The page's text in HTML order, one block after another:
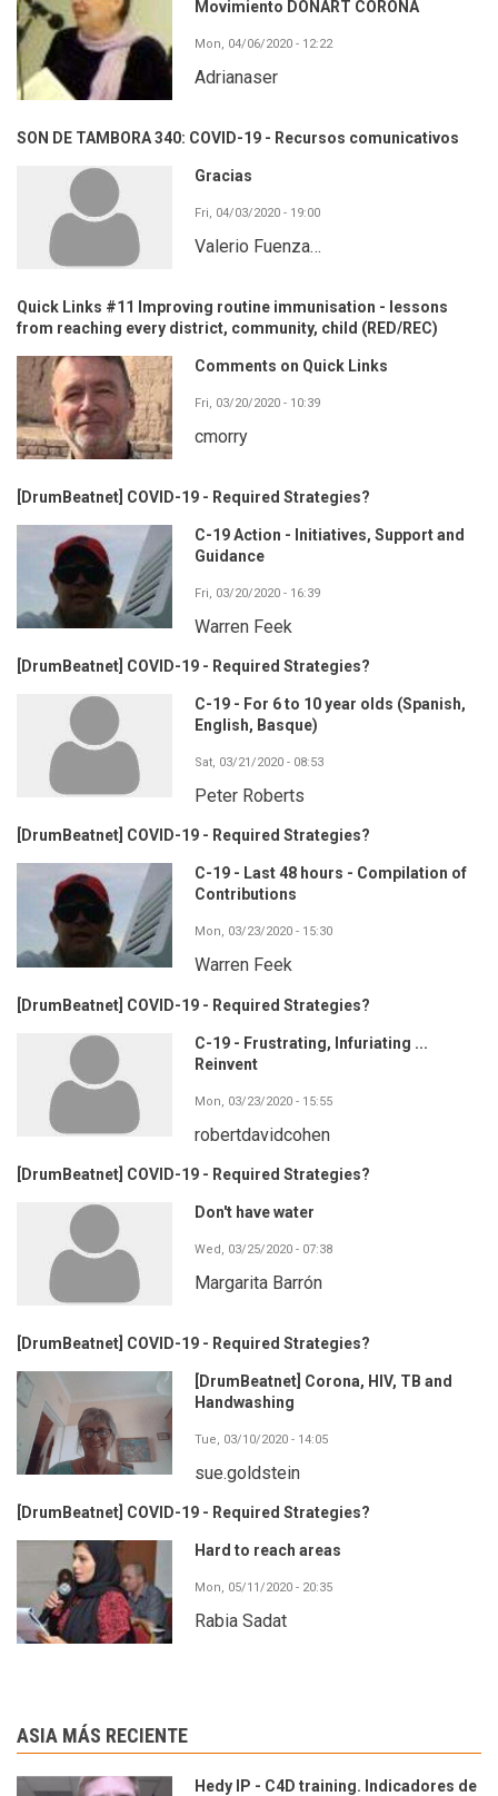
Movimiento DONART CORONA
Mon, 04/06/2020 - 12:22
Adrianaser
SON DE TAMBORA 340: COVID-19 - Recursos comunicativos
Gracias
Fri, 04/03/2020 - 19:00
Valerio Fuenza…
Quick Links #11 Improving routine immunisation - lessons
from reaching every district, community, child (RED/REC)
Comments on Quick Links
Fri, 03/20/2020 - 10:39
cmorry
[DrumBeatnet] COVID-19 - Required Strategies?
C-19 Action - Initiatives, Support and
Guidance
Fri, 03/20/2020 - 16:39
Warren Feek
[DrumBeatnet] COVID-19 - Required Strategies?
C-19 - For 6 to 10 year olds (Spanish,
English, Basque)
Sat, 03/21/2020 - 08:53
Peter Roberts
[DrumBeatnet] COVID-19 - Required Strategies?
C-19 - Last 48 hours - Compilation of
Contributions
Mon, 03/23/2020 - 15:30
Warren Feek
[DrumBeatnet] COVID-19 - Required Strategies?
C-19 - Frustrating, Infuriating ...
Reinvent
Mon, 03/23/2020 - 15:55
robertdavidcohen
[DrumBeatnet] COVID-19 - Required Strategies?
Don't have water
Wed, 03/25/2020 - 07:38
Margarita Barrón
[DrumBeatnet] COVID-19 - Required Strategies?
[DrumBeatnet] Corona, HIV, TB and
Handwashing
Tue, 03/10/2020 - 14:05
sue.goldstein
[DrumBeatnet] COVID-19 - Required Strategies?
Hard to reach areas
Mon, 05/11/2020 - 20:35
Rabia Sadat
ASIA MÁS RECIENTE
Hedy IP - C4D training. Indicadores de